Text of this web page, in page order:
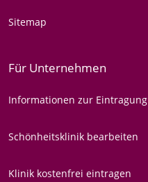
Sitemap
Für Unternehmen
Informationen zur Eintragung
Schönheitsklinik bearbeiten
Klinik kostenfrei eintragen